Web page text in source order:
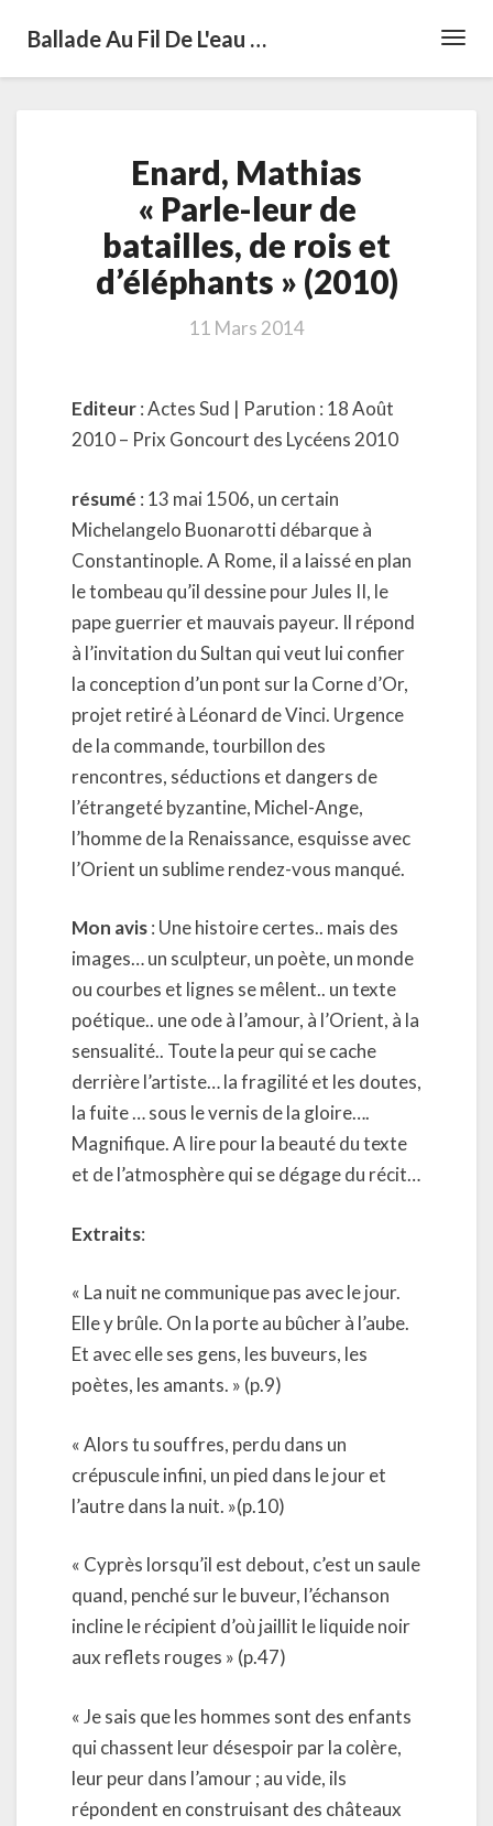
Ballade Au Fil De L'eau …
Mathias
« Parle-
leur
de
batailles,
de
et
Enard, Mathias
« Parle-leur de
batailles, de rois et
d’éléphants » (2010)
11 Mars 2014
Editeur: Actes Sud | Parution : 18 Août
2010 – Prix Goncourt des Lycéens 2010
résumé : 13 mai 1506, un certain
Michelangelo Buonarotti débarque à
Constantinople. A Rome, il a laissé en plan
le tombeau qu’il dessine pour Jules II, le
pape guerrier et mauvais payeur. Il répond
à l’invitation du Sultan qui veut lui confier
la conception d’un pont sur la Corne d’Or,
projet retiré à Léonard de Vinci. Urgence
de la commande, tourbillon des
rencontres, séductions et dangers de
l’étrangeté byzantine, Michel-Ange,
l’homme de la Renaissance, esquisse avec
l’Orient un sublime rendez-vous manqué.
Mon avis: Une histoire certes.. mais des
images… un sculpteur, un poète, un monde
ou courbes et lignes se mêlent.. un texte
poétique.. une ode à l’amour, à l’Orient, à la
sensualité.. Toute la peur qui se cache
derrière l’artiste… la fragilité et les doutes,
la fuite … sous le vernis de la gloire….
Magnifique. A lire pour la beauté du texte
et de l’atmosphère qui se dégage du récit…
Extraits:
« La nuit ne communique pas avec le jour.
Elle y brûle. On la porte au bûcher à l’aube.
Et avec elle ses gens, les buveurs, les
poètes, les amants. » (p.9)
« Alors tu souffres, perdu dans un
crépuscule infini, un pied dans le jour et
l’autre dans la nuit. »(p.10)
« Cyprès lorsqu’il est debout, c’est un saule
quand, penché sur le buveur, l’échanson
incline le récipient d’où jaillit le liquide noir
aux reflets rouges » (p.47)
« Je sais que les hommes sont des enfants
qui chassent leur désespoir par la colère,
leur peur dans l’amour ; au vide, ils
répondent en construisant des châteaux